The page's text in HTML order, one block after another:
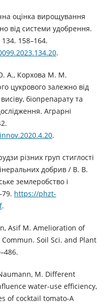
оцінка вирощування
від системи удобрення.
158–164.
.
А., Корхова М. М.
цукрового залежно від
біопрепарату та
Аграрні
.
різних груп стиглості
добрив / В. В.
землеробство і
https://phzt-
.
Asif M. Amelioration of
Soil Sci. and Plant
M. Different
water-use efficiency,
of cocktail tomato-A